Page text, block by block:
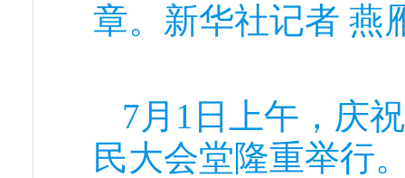
章。新华社记者 燕
7月1日上午，庆
民大会堂隆重举行